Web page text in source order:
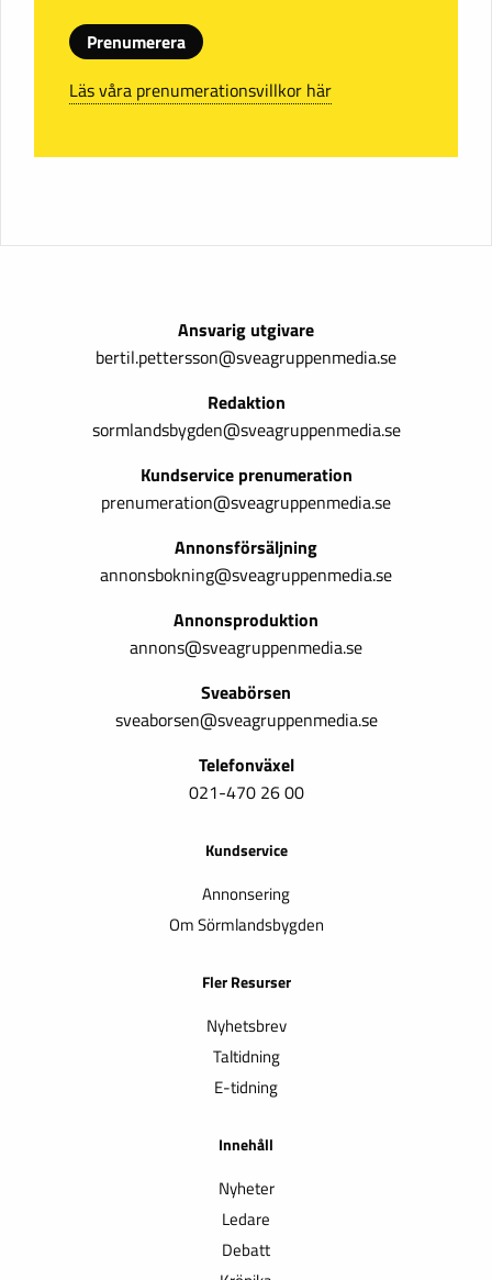
Prenumerera
Läs våra prenumerationsvillkor här
Ansvarig utgivare
bertil.pettersson@sveagruppenmedia.se
Redaktion
sormlandsbygden@sveagruppenmedia.se
Kundservice prenumeration
prenumeration@sveagruppenmedia.se
Annonsförsäljning
annonsbokning@sveagruppenmedia.se
Annonsproduktion
annons@sveagruppenmedia.se
Sveabörsen
sveaborsen@sveagruppenmedia.se
Telefonväxel
021-470 26 00
Kundservice
Annonsering
Om Sörmlandsbygden
Fler Resurser
Nyhetsbrev
Taltidning
E-tidning
Innehåll
Nyheter
Ledare
Debatt